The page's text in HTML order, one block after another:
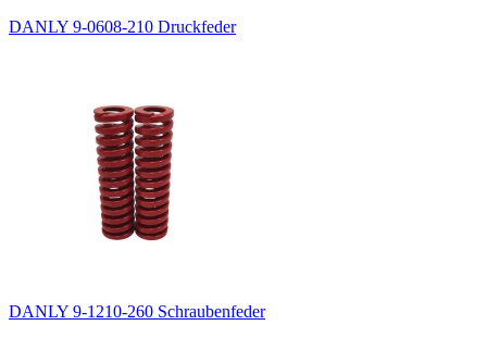
DANLY 9-0608-210 Druckfeder
DANLY 9-1210-260 Schraubenfeder